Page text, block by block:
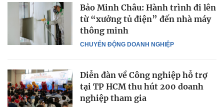
CHUYỂN ĐỘNG DOANH NGHIỆP
Bảo Minh Châu: Hành trình đi lên
từ “xưởng tủ điện” đến nhà máy
thông minh
Diễn đàn về Công nghiệp hỗ trợ
tại TP HCM thu hút 200 doanh
nghiệp tham gia